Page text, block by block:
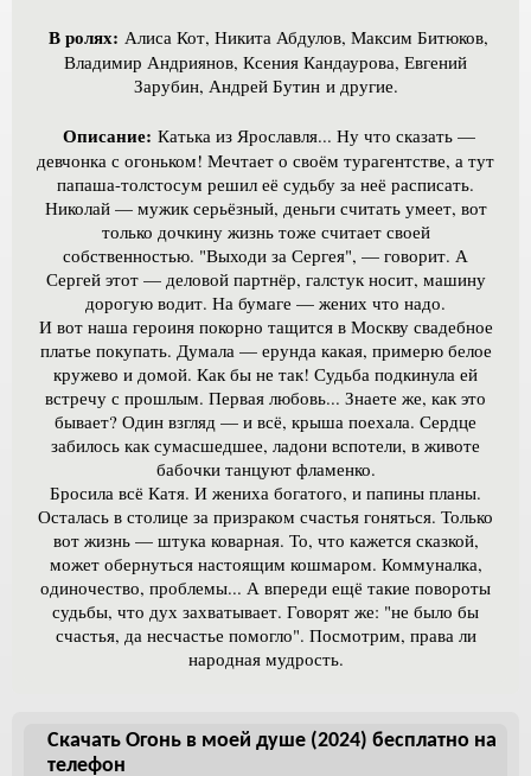
В ролях: Алиса Кот, Никита Абдулов, Максим Битюков,
Владимир Андриянов, Ксения Кандаурова, Евгений
Зарубин, Андрей Бутин и другие.
Описание: Катька из Ярославля... Ну что сказать —
девчонка с огоньком! Мечтает о своём турагентстве, а тут
папаша-толстосум решил её судьбу за неё расписать.
Николай — мужик серьёзный, деньги считать умеет, вот
только дочкину жизнь тоже считает своей
собственностью. "Выходи за Сергея", — говорит. А
Сергей этот — деловой партнёр, галстук носит, машину
дорогую водит. На бумаге — жених что надо.
И вот наша героиня покорно тащится в Москву свадебное
платье покупать. Думала — ерунда какая, примерю белое
кружево и домой. Как бы не так! Судьба подкинула ей
встречу с прошлым. Первая любовь... Знаете же, как это
бывает? Один взгляд — и всё, крыша поехала. Сердце
забилось как сумасшедшее, ладони вспотели, в животе
бабочки танцуют фламенко.
Бросила всё Катя. И жениха богатого, и папины планы.
Осталась в столице за призраком счастья гоняться. Только
вот жизнь — штука коварная. То, что кажется сказкой,
может обернуться настоящим кошмаром. Коммуналка,
одиночество, проблемы... А впереди ещё такие повороты
судьбы, что дух захватывает. Говорят же: "не было бы
счастья, да несчастье помогло". Посмотрим, права ли
народная мудрость.
Скачать Огонь в моей душе (2024) бесплатно на
телефон